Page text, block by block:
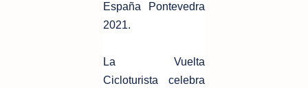
España Pontevedra
2021.
La Vuelta
Cicloturista celebra